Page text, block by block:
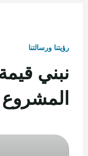
رؤيتنا ورسالتنا
نبني
المشروع